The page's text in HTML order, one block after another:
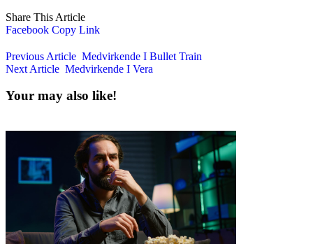
Share This Article
Facebook Copy Link
Previous Article Medvirkende I Bullet Train
Next Article Medvirkende I Vera
Your may also like!